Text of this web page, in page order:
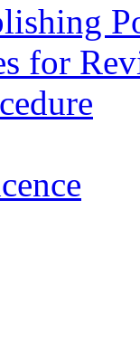
for